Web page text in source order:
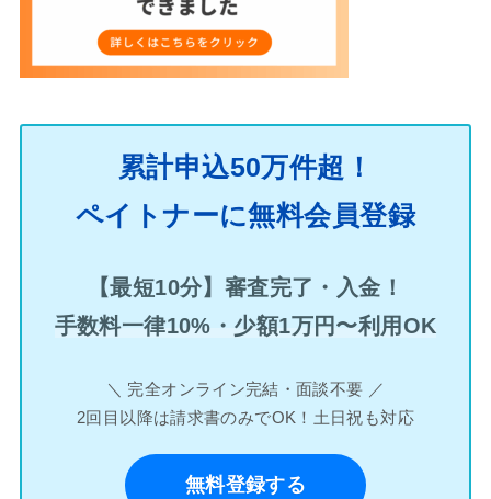
累計申込50万件超！
ペイトナーに無料会員登録
【最短10分】審査完了・入金！
手数料一律10%・少額1万円〜利用OK
＼ 完全オンライン完結・面談不要 ／
2回目以降は請求書のみでOK！土日祝も対応
無料登録する